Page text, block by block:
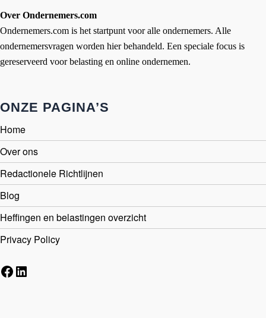
Over Ondernemers.com
Ondernemers.com is het startpunt voor alle ondernemers. Alle
ondernemersvragen worden hier behandeld. Een speciale focus is
gereserveerd voor belasting en online ondernemen.
ONZE PAGINA’S
Home
Over ons
Redactionele Richtlijnen
Blog
Heffingen en belastingen overzicht
Privacy Policy
Facebook
LinkedIn